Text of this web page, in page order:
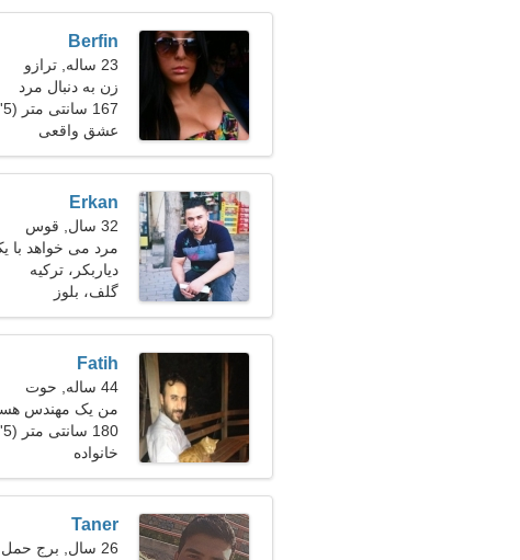
Berfin
23 ساله, ترازو
زن به دنبال مرد
167 سانتی متر (5'6")، 52 کیلوگرم (114 پوند)
عشق واقعی
Erkan
32 سال, قوس
مرد می خواهد با یک
دیاربکر، ترکیه
گلف، بلوز
Fatih
44 ساله, حوت
من یک مهندس
دارم
180 سانتی متر (5'11")، 87 کیلوگرم (191 پوند)
خانواده
Taner
26 سال, برج حمل